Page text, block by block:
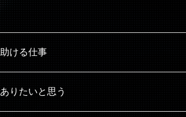
ける仕事
りたいと思う